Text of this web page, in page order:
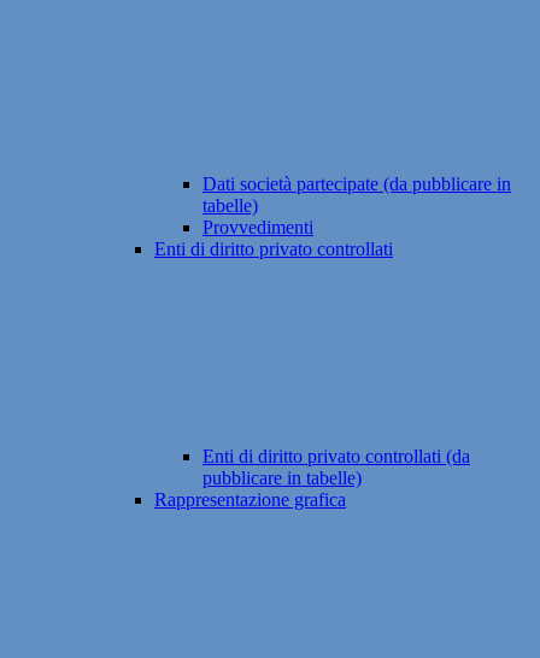
Dati società partecipate (da pubblicare in
tabelle)
Provvedimenti
Enti di diritto privato controllati
Enti di diritto privato controllati (da
pubblicare in tabelle)
Rappresentazione grafica